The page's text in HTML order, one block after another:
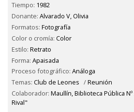
Tiempo: 1982
Donante: Alvarado V, Olivia
Formatos: Fotografía
Color o cromía: Color
Estilo: Retrato
Forma: Apaisada
Proceso fotográfico: Análoga
Temas: Club de Leones /Reunión
Colaborador: Maullín, Biblioteca Pública
Rival"